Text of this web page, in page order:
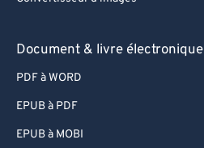
Document & livre électronique
PDF à WORD
EPUB à PDF
EPUB à MOBI